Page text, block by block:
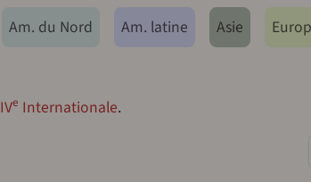
Am. du Nord Am. latine Asie
IVe Internationale.